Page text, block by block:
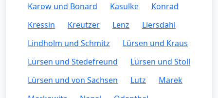
Karow und Bonard
Kasulke
Konrad
Kressin
Kreutzer Lenz
Liersdahl
Lindholm und Schmitz
Lürsen und Kraus
Lürsen und Stedefreund
Lürsen und Stoll
Lürsen und von Sachsen
Lutz
Marek